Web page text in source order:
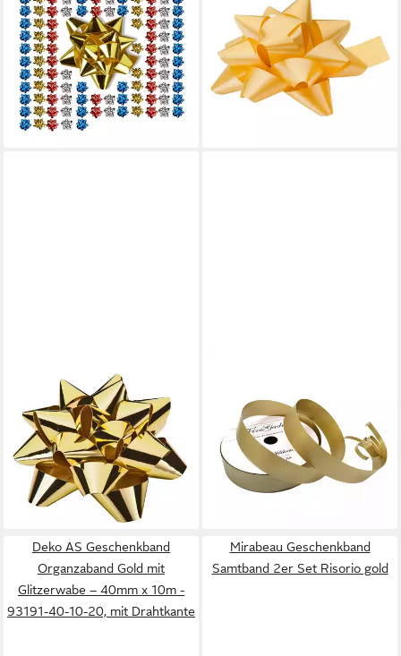
Geschenkschleifen 100er-Set,
Bunt
9,99 € UVP29,99 €
-67%
lieferbar - in 2-3 Werktagen bei dir
Goldina-Polyband-Rosette
matt 70mm Go
0,99 €
lieferbar - in 2-3 Werktagen bei dir
Geschenkband Geschenkband
Goldina-Polyband-Rosette
metallic 80m
0,99 €
lieferbar - in 2-3 Werktagen bei dir
Geschenkband auf Spule
18mm, gold
10,30 €
(0,10 €/ 1 m)
lieferbar - in 4-5 Werktagen bei dir
Deko AS Geschenkband
Organzaband Gold mit
Glitzerwabe – 40mm x 10m -
93191-40-10-20, mit Drahtkante
Mirabeau Geschenkband
Samtband 2er Set Risorio gold